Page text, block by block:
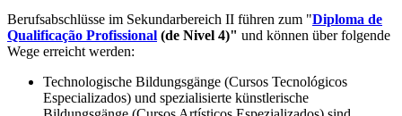
Berufsabschlüsse im Sekundarbereich II führen zum "Diploma de
Qualificação Profissional (de Nivel 4)" und können über folgende
Wege erreicht werden:
Technologische Bildungsgänge (Cursos Tecnológicos
Especializados) und spezialisierte künstlerische